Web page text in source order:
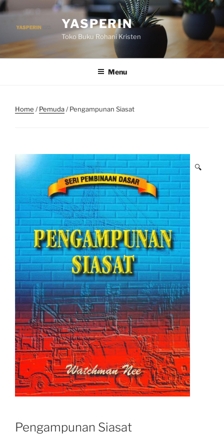
Skip
to
content
YASPERIN
Toko Buku Rohani Kristen
Menu
Home /Pemuda/ Pengampunan Siasat
🔍
Pengampunan Siasat